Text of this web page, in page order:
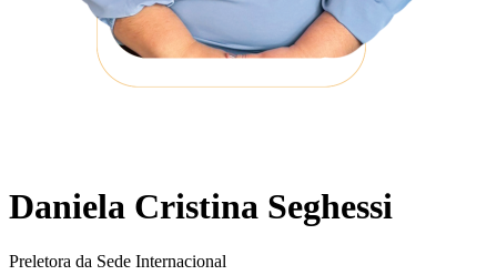
Daniela Cristina Seghessi
Preletora da Sede Internacional